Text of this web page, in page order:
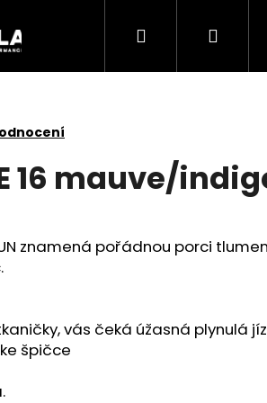
Hledat
16 mauve/
znamená pořádnou porci
vás čeká úžasná plynulá
špičce